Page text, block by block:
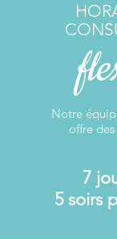
Notre
offre
7
5 soirs